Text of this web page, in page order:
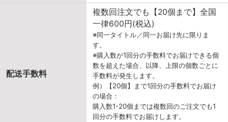
配送手数料
複数回注文でも【20個まで】全国
一律600円(税込)
※同一タイトル／同一お届け先に限りま
す。
※購入数が1回分の手数料でお届けできる個
数を超えた場合、以降、上限の個数ごとに
手数料が発生します。
例）【20個】まで1回分の手数料でお届け
の場合：
購入数1-20個までは複数回のご注文でも1
回分の手数料でお届けします。